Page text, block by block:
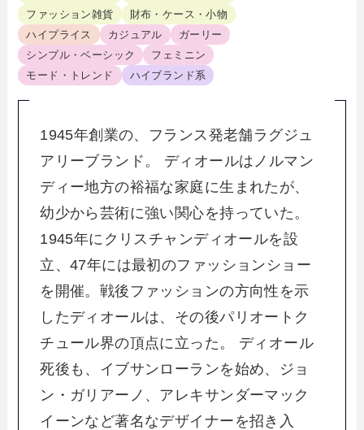
ファッション雑貨
財布・ケース・小物
ハイプライス
カジュアル
ガーリー
シンプル・ベーシック
フェミニン
モード・トレンド
ハイブランド系
1945年創業の、フランス発老舗ラグジュ
アリーブランド。 ディオールはノルマン
ディー地方の裕福な家庭に生まれたが、
幼少から芸術に強い関心を持っていた。
1945年にクリスチャンディオールを設
立、47年には最初のファッションショー
を開催。戦後ファッションの方向性を示
したディオールは、その後パリオートク
チュール界の頂点に立った。 ディオール
死後も、イブサンローランを始め、ジョ
ン・ガリアーノ、アレキサンダーマック
イーンなど著名なデザイナーを招き入